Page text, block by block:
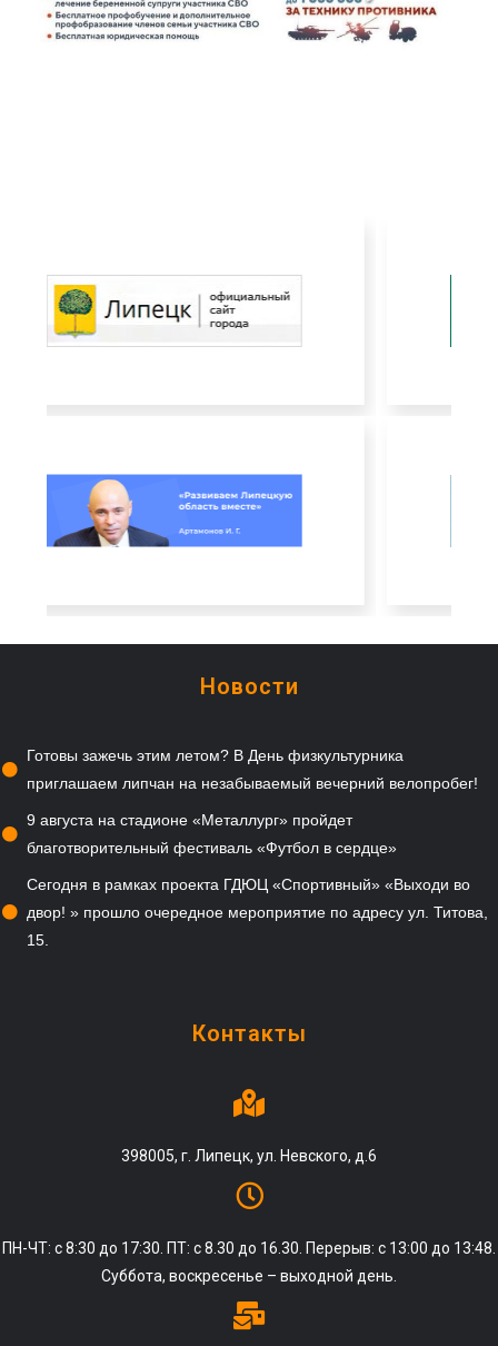
Новости
Готовы зажечь этим летом? В День физкультурника
приглашаем липчан на незабываемый вечерний велопробег!
9 августа на стадионе «Металлург» пройдет
благотворительный фестиваль «Футбол в сердце»
Сегодня в рамках проекта ГДЮЦ «Спортивный» «Выходи во
двор! » прошло очередное мероприятие по адресу ул. Титова,
15.
Контакты
398005, г. Липецк, ул. Невского, д.6
ПН-ЧТ: с 8:30 до 17:30. ПТ: с 8.30 до 16.30. Перерыв: с 13:00 до 13:48.
Суббота, воскресенье – выходной день.